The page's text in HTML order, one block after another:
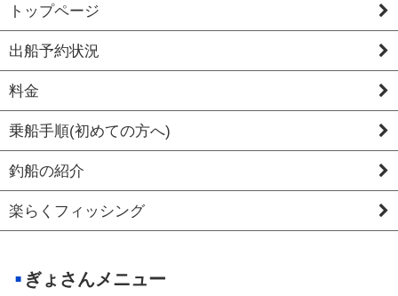
トップページ
出船予約状況
料金
乗船手順(初めての方へ)
釣船の紹介
楽らくフィッシング
ぎょさんメニュー